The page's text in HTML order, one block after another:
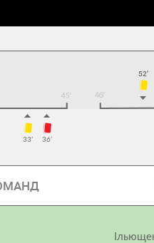
33’ 36’
52’